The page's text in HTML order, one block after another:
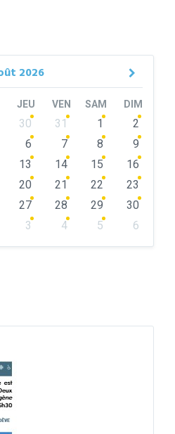
2026
JEU VEN SAM DIM
30 31 1
2
6 7 8
9
13 14 15
16
20 21 22
23
27 28 29
30
3 4 5
6